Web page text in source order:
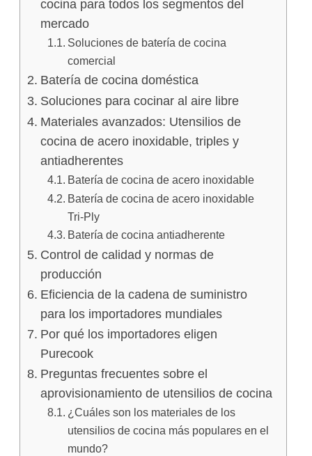
cocina para todos los segmentos del
mercado
Soluciones de batería de cocina
comercial
Batería de cocina doméstica
Soluciones para cocinar al aire libre
Materiales avanzados: Utensilios de
cocina de acero inoxidable, triples y
antiadherentes
Batería de cocina de acero inoxidable
Batería de cocina de acero inoxidable
Tri-Ply
Batería de cocina antiadherente
Control de calidad y normas de
producción
Eficiencia de la cadena de suministro
para los importadores mundiales
Por qué los importadores eligen
Purecook
Preguntas frecuentes sobre el
aprovisionamiento de utensilios de cocina
¿Cuáles son los materiales de los
utensilios de cocina más populares en el
mundo?